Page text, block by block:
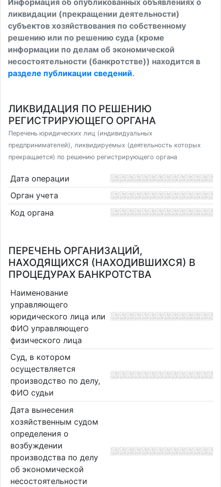
Информация об опубликованных объявлениях о
ликвидации (прекращении деятельности)
субъектов хозяйствования по собственному
решению или по решению суда (кроме
информации по делам об экономической
несостоятельности (банкротстве)) находится в
разделе публикации сведений.
ЛИКВИДАЦИЯ ПО РЕШЕНИЮ
РЕГИСТРИРУЮЩЕГО ОРГАНА
Перечень юридических лиц (индивидуальных
предпринимателей), ликвидируемых (деятельность которых
прекращается) по решению регистрирующего органа
Дата операции
Орган учета
Код органа
ПЕРЕЧЕНЬ ОРГАНИЗАЦИЙ,
НАХОДЯЩИХСЯ (НАХОДИВШИХСЯ) В
ПРОЦЕДУРАХ БАНКРОТСТВА
Наименование
управляющего
юридического лица или
ФИО управляющего
физического лица
Суд, в котором
осуществляется
производство по делу,
ФИО судьи
Дата вынесения
хозяйственным судом
определения о
возбуждении
производства по делу
об экономической
несостоятельности